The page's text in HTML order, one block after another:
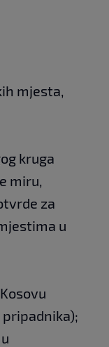
mjesta,
kruga
miru,
za
u